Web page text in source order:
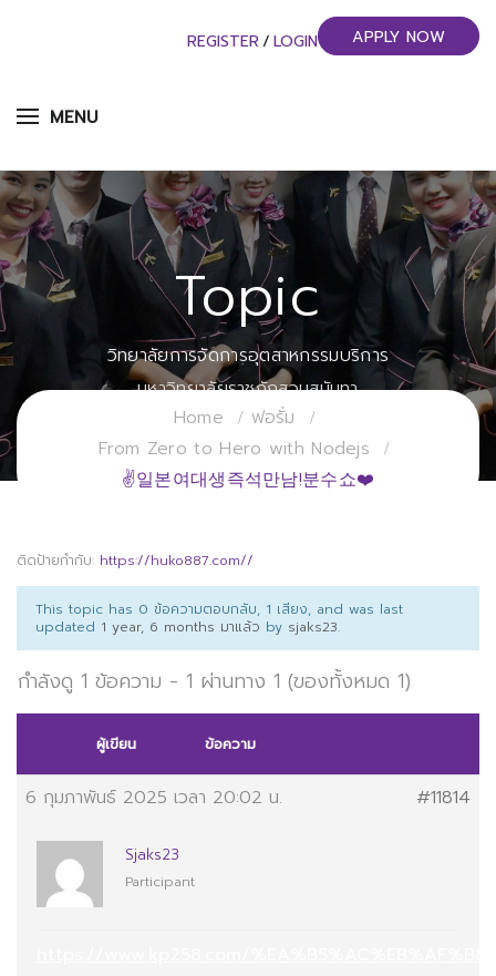
MENU
REGISTER / LOGIN APPLY NOW
Topic
วิทยาลัยการจัดการอุตสาหกรรมบริการ
มหาวิทยาลัยราชภัฏสวนสุนันทา
Home
ฟอรั่ม
From Zero to Hero with Nodejs
✌일본여대생즉석만남!분수쇼❤️
ติดป้ายกำกับ: https://huko887.com//
This topic has 0 ข้อความตอบกลับ, 1 เสียง, and was last
updated 1 year, 6 months มาแล้ว by sjaks23.
กำลังดู 1 ข้อความ - 1 ผ่านทาง 1 (ของทั้งหมด 1)
ผู้เขียน ข้อความ
6 กุมภาพันธ์ 2025 เวลา 20:02 น. #11814
Sjaks23
Participant